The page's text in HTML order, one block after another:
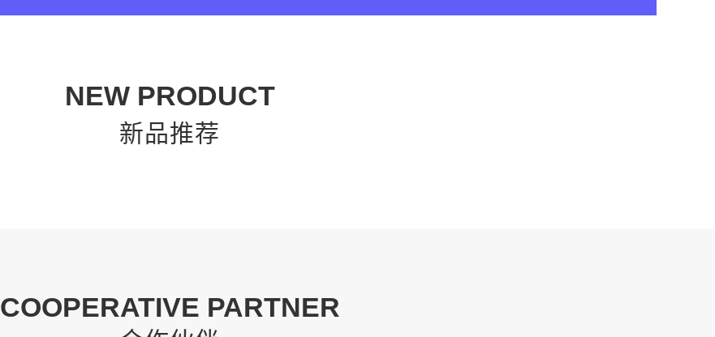
NEW PRODUCT
新品推荐
COOPERATIVE PARTNER